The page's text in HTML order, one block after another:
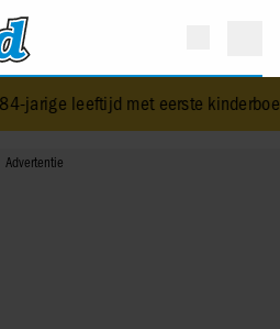
eerste kinderboek•NPO-manager